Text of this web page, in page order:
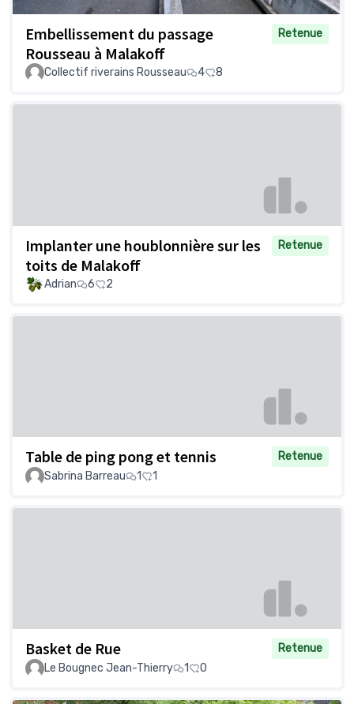
Embellissement du passage
Rousseau à Malakoff
Retenue
Collectif riverains Rousseau 4 8
Implanter une houblonnière sur les
toits de Malakoff
Retenue
Adrian 6 2
Table de ping pong et tennis
Retenue
Sabrina Barreau
1 1
Basket de Rue
Retenue
Le Bougnec Jean-Thierry
1 0